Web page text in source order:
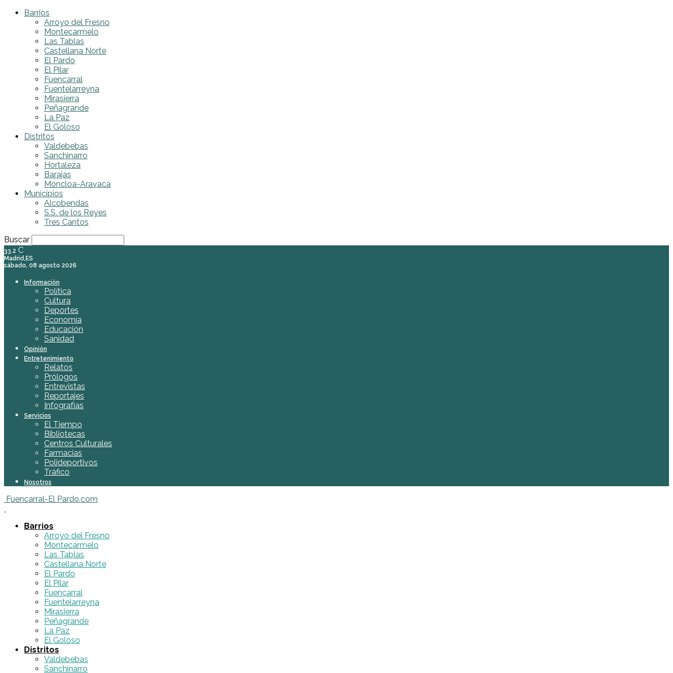
Barrios
Arroyo del Fresno
Montecarmelo
Las Tablas
Castellana Norte
El Pardo
El Pilar
Fuencarral
Fuentelarreyna
Mirasierra
Peñagrande
La Paz
El Goloso
Distritos
Valdebebas
Sanchinarro
Hortaleza
Barajas
Moncloa-Aravaca
Municipios
Alcobendas
S.S. de los Reyes
Tres Cantos
Buscar
33.2 C
Madrid,ES
sábado, 08 agosto 2026
Información
Política
Cultura
Deportes
Economía
Educación
Sanidad
Opinión
Entretenimiento
Relatos
Prólogos
Entrevistas
Reportajes
Infografías
Servicios
El Tiempo
Bibliotecas
Centros Culturales
Farmacias
Polideportivos
Tráfico
Nosotros
Fuencarral-El Pardo.com
Barrios
Arroyo del Fresno
Montecarmelo
Las Tablas
Castellana Norte
El Pardo
El Pilar
Fuencarral
Fuentelarreyna
Mirasierra
Peñagrande
La Paz
El Goloso
Distritos
Valdebebas
Sanchinarro